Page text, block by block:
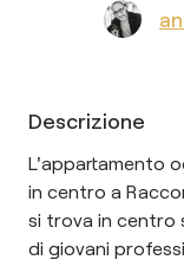
Descrizione
L'appartamento
in centro a
si trova in centro
di giovani